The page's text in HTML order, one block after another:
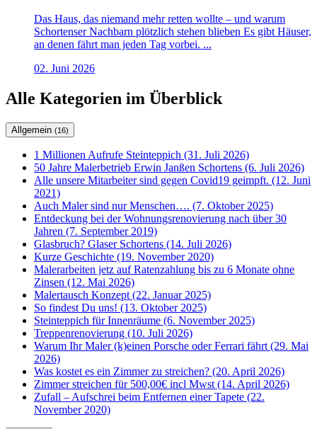
Das Haus, das niemand mehr retten wollte – und warum
Schortenser Nachbarn plötzlich stehen blieben Es gibt Häuser,
an denen fährt man jeden Tag vorbei. ...
02. Juni 2026
Alle Kategorien im Überblick
Allgemein (16)
1 Millionen Aufrufe Steinteppich (31. Juli 2026)
50 Jahre Malerbetrieb Erwin Janßen Schortens (6. Juli 2026)
Alle unsere Mitarbeiter sind gegen Covid19 geimpft. (12. Juni
2021)
Auch Maler sind nur Menschen…. (7. Oktober 2025)
Entdeckung bei der Wohnungsrenovierung nach über 30
Jahren (7. September 2019)
Glasbruch? Glaser Schortens (14. Juli 2026)
Kurze Geschichte (19. November 2020)
Malerarbeiten jetz auf Ratenzahlung bis zu 6 Monate ohne
Zinsen (12. Mai 2026)
Malertausch Konzept (22. Januar 2025)
So findest Du uns! (13. Oktober 2025)
Steinteppich für Innenräume (6. November 2025)
Treppenrenovierung (10. Juli 2026)
Warum Ihr Maler (k)einen Porsche oder Ferrari fährt (29. Mai
2026)
Was kostet es ein Zimmer zu streichen? (20. April 2026)
Zimmer streichen für 500,00€ incl Mwst (14. April 2026)
Zufall – Aufschrei beim Entfernen einer Tapete (22.
November 2020)